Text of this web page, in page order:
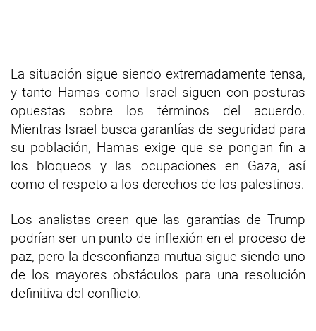
La situación sigue siendo extremadamente tensa,
y tanto Hamas como Israel siguen con posturas
opuestas sobre los términos del acuerdo.
Mientras Israel busca garantías de seguridad para
su población, Hamas exige que se pongan fin a
los bloqueos y las ocupaciones en Gaza, así
como el respeto a los derechos de los palestinos.
Los analistas creen que las garantías de Trump
podrían ser un punto de inflexión en el proceso de
paz, pero la desconfianza mutua sigue siendo uno
de los mayores obstáculos para una resolución
definitiva del conflicto.